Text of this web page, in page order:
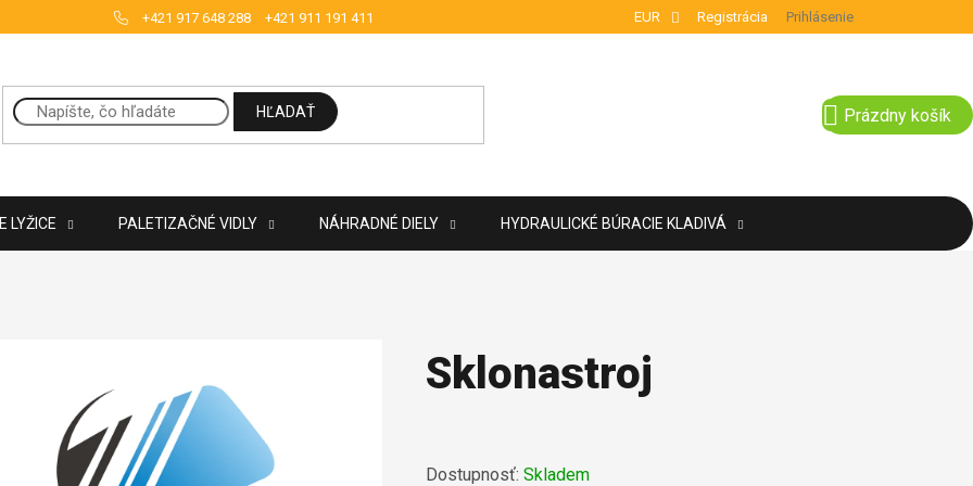
+421 917 648 288 +421 911 191 411 EUR Registrácia Prihlásenie
HĽADAŤ NÁKUPNÝ
Prázdny košík
LYŽICE PALETIZAČNÉ VIDLY NÁHRADNÉ DIELY HYDRAULICKÉ BÚRACIE KLADIVÁ
Sklonastroj
Dostupnosť: Skladem